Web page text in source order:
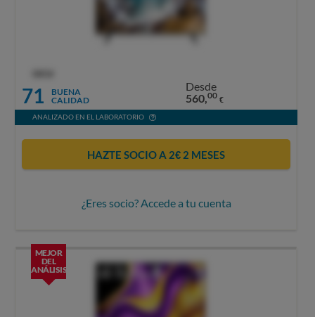
71
BUENA
CALIDAD
Desde
560,00 €
ANALIZADO EN EL LABORATORIO
HAZTE SOCIO A 2€ 2 MESES
¿Eres socio? Accede a tu cuenta
MEJOR
DEL
ANÁLISIS